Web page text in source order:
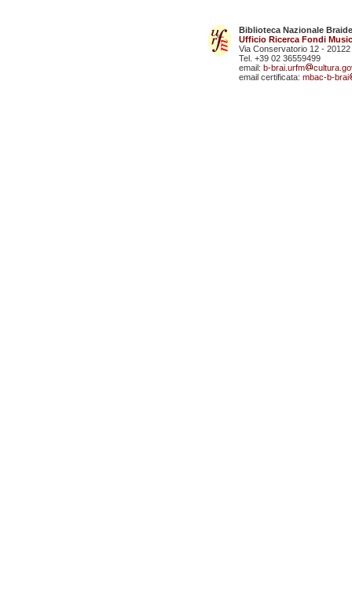
Biblioteca Nazionale
Ufficio Ricerca Fondi
Via Conservatorio 12 - 20122
Tel. +39 02 36559499
email: b-brai.urfm
email certificata: mbac-b-brai